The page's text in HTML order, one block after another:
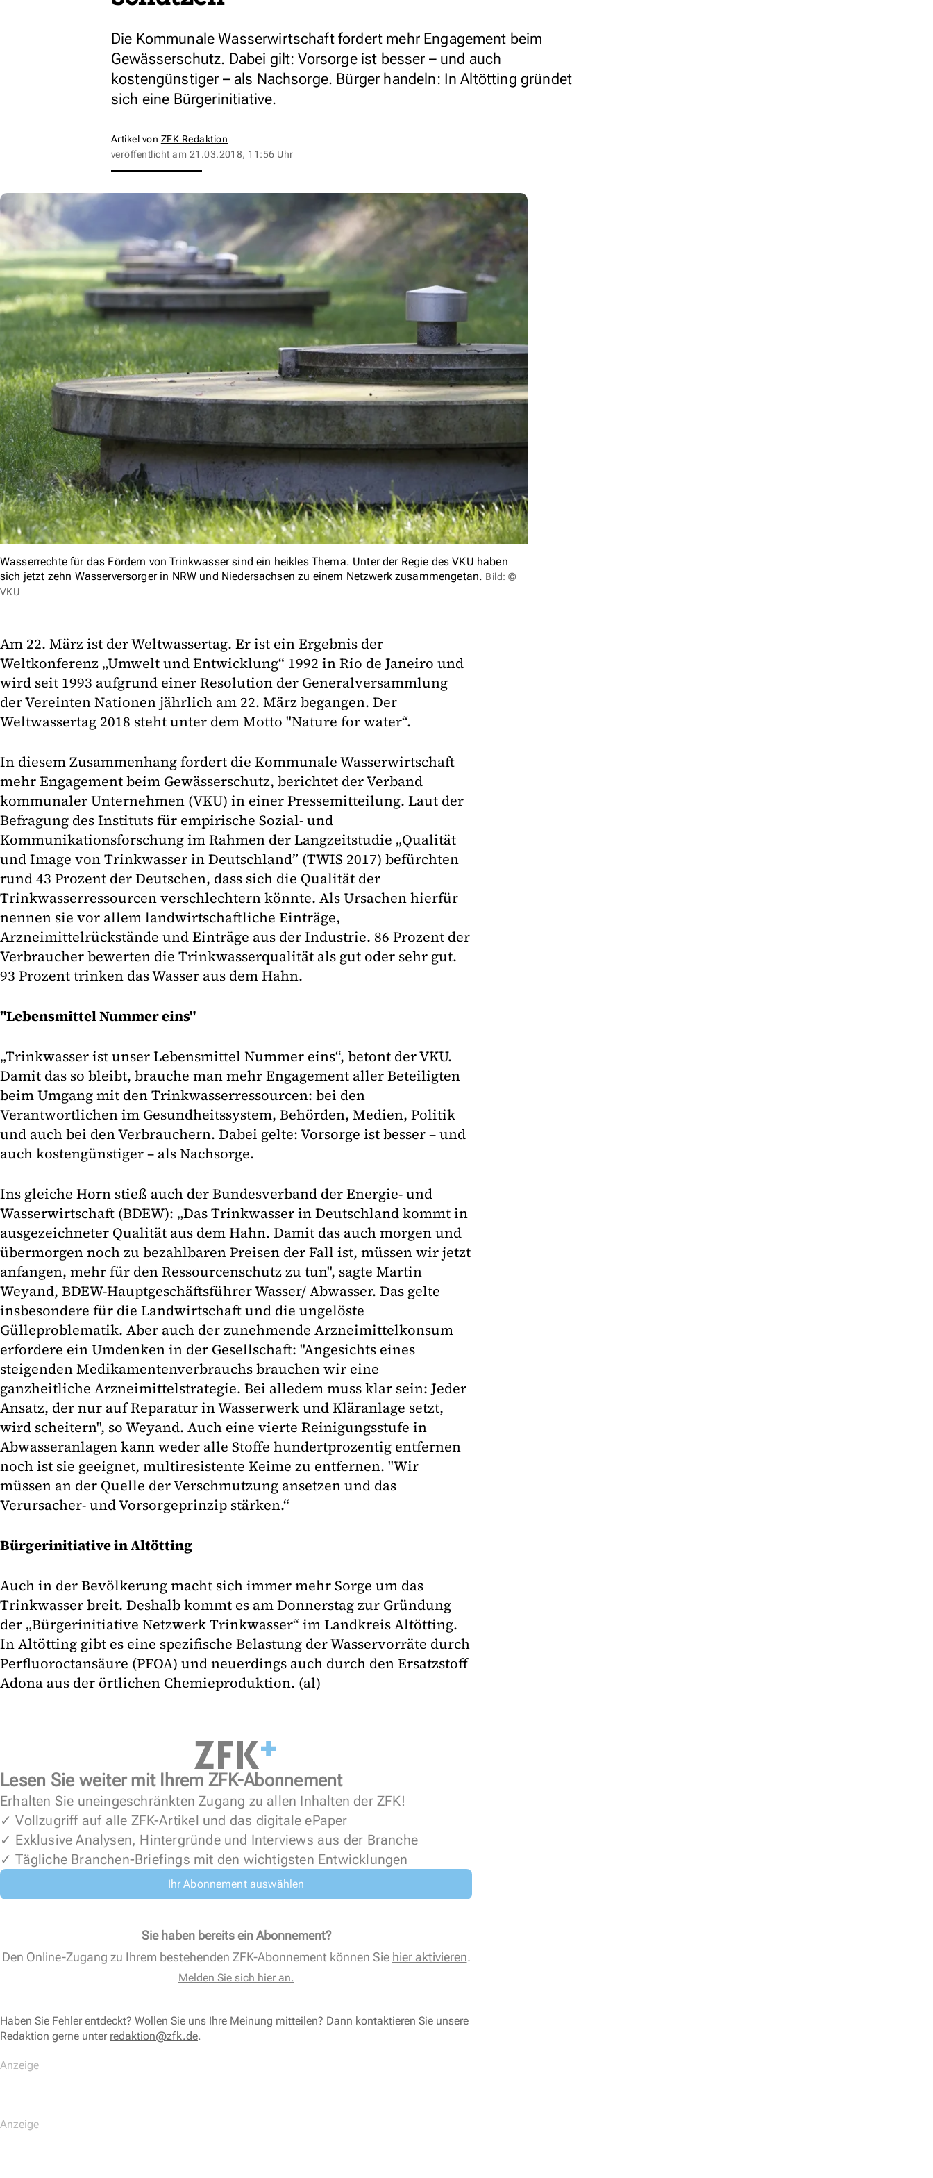
Die Kommunale Wasserwirtschaft fordert mehr Engagement beim
Gewässerschutz. Dabei gilt: Vorsorge ist besser – und auch
kostengünstiger – als Nachsorge. Bürger handeln: In Altötting gründet
sich eine Bürgerinitiative.
Artikel von ZFK Redaktion
veröffentlicht am 21.03.2018, 11:56 Uhr
Wasserrechte für das Fördern von Trinkwasser sind ein heikles Thema. Unter der Regie des VKU haben
sich jetzt zehn Wasserversorger in NRW und Niedersachsen zu einem Netzwerk zusammengetan. Bild: ©
VKU
Am 22. März ist der Weltwassertag. Er ist ein Ergebnis der
Weltkonferenz „Umwelt und Entwicklung“ 1992 in Rio de Janeiro und
wird seit 1993 aufgrund einer Resolution der Generalversammlung
der Vereinten Nationen jährlich am 22. März begangen. Der
Weltwassertag 2018 steht unter dem Motto "Nature for water“.
In diesem Zusammenhang fordert die Kommunale Wasserwirtschaft
mehr Engagement beim Gewässerschutz, berichtet der Verband
kommunaler Unternehmen (VKU) in einer Pressemitteilung. Laut der
Befragung des Instituts für empirische Sozial- und
Kommunikationsforschung im Rahmen der Langzeitstudie „Qualität
und Image von Trinkwasser in Deutschland” (TWIS 2017) befürchten
rund 43 Prozent der Deutschen, dass sich die Qualität der
Trinkwasserressourcen verschlechtern könnte. Als Ursachen hierfür
nennen sie vor allem landwirtschaftliche Einträge,
Arzneimittelrückstände und Einträge aus der Industrie. 86 Prozent der
Verbraucher bewerten die Trinkwasserqualität als gut oder sehr gut.
93 Prozent trinken das Wasser aus dem Hahn.
"Lebensmittel Nummer eins"
„Trinkwasser ist unser Lebensmittel Nummer eins“, betont der VKU.
Damit das so bleibt, brauche man mehr Engagement aller Beteiligten
beim Umgang mit den Trinkwasserressourcen: bei den
Verantwortlichen im Gesundheitssystem, Behörden, Medien, Politik
und auch bei den Verbrauchern. Dabei gelte: Vorsorge ist besser – und
auch kostengünstiger – als Nachsorge.
Ins gleiche Horn stieß auch der Bundesverband der Energie- und
Wasserwirtschaft (BDEW): „Das Trinkwasser in Deutschland kommt in
ausgezeichneter Qualität aus dem Hahn. Damit das auch morgen und
übermorgen noch zu bezahlbaren Preisen der Fall ist, müssen wir jetzt
anfangen, mehr für den Ressourcenschutz zu tun", sagte Martin
Weyand, BDEW-Hauptgeschäftsführer Wasser/ Abwasser. Das gelte
insbesondere für die Landwirtschaft und die ungelöste
Gülleproblematik. Aber auch der zunehmende Arzneimittelkonsum
erfordere ein Umdenken in der Gesellschaft: "Angesichts eines
steigenden Medikamentenverbrauchs brauchen wir eine
ganzheitliche Arzneimittelstrategie. Bei alledem muss klar sein: Jeder
Ansatz, der nur auf Reparatur in Wasserwerk und Kläranlage setzt,
wird scheitern", so Weyand. Auch eine vierte Reinigungsstufe in
Abwasseranlagen kann weder alle Stoffe hundertprozentig entfernen
noch ist sie geeignet, multiresistente Keime zu entfernen. "Wir
müssen an der Quelle der Verschmutzung ansetzen und das
Verursacher- und Vorsorgeprinzip stärken.“
Bürgerinitiative in Altötting
Auch in der Bevölkerung macht sich immer mehr Sorge um das
Trinkwasser breit. Deshalb kommt es am Donnerstag zur Gründung
der „Bürgerinitiative Netzwerk Trinkwasser“ im Landkreis Altötting.
In Altötting gibt es eine spezifische Belastung der Wasservorräte durch
Perfluoroctansäure (PFOA) und neuerdings auch durch den Ersatzstoff
Adona aus der örtlichen Chemieproduktion. (al)
Lesen Sie weiter mit Ihrem ZFK-Abonnement
Erhalten Sie uneingeschränkten Zugang zu allen Inhalten der ZFK!
✓ Vollzugriff auf alle ZFK-Artikel und das digitale ePaper
✓ Exklusive Analysen, Hintergründe und Interviews aus der Branche
✓ Tägliche Branchen-Briefings mit den wichtigsten Entwicklungen
Ihr Abonnement auswählen
Sie haben bereits ein Abonnement?
Den Online-Zugang zu Ihrem bestehenden ZFK-Abonnement können Sie hier aktivieren.
Melden Sie sich hier an.
Haben Sie Fehler entdeckt? Wollen Sie uns Ihre Meinung mitteilen? Dann kontaktieren Sie unsere
Redaktion gerne unter redaktion@zfk.de.